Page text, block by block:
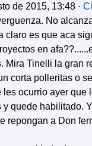
de 2015, 13:48 ·
No
claro es que aca
en
Mira Tinelli la gran
corta polleritas o
ocurrio ayer que
quede habilitado.
repongan a Don